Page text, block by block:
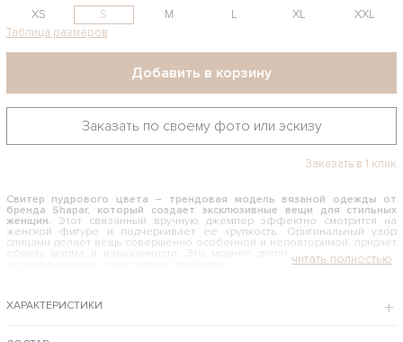
XS S M L XL
XXL
Таблица размеров
Добавить в корзину
Заказать по своему фото или эскизу
Заказать в 1 клик
Свитер пудрового цвета – трендовая модель вязаной одежды от
бренда Shapar, который создает эксклюзивные вещи для стильных
женщин. Этот связанный вручную джемпер эффектно смотрится на
женской фигуре и подчеркивает ее хрупкость. Оригинальный узор
спицами делает вещь совершенно особенной и неповторимой, придает
образу шарма и изысканности. Это модное дополнение к гардеробу
Модель невероятно женственная и актуальная не первый год. Благодаря
ХАРАКТЕРИСТИКИ